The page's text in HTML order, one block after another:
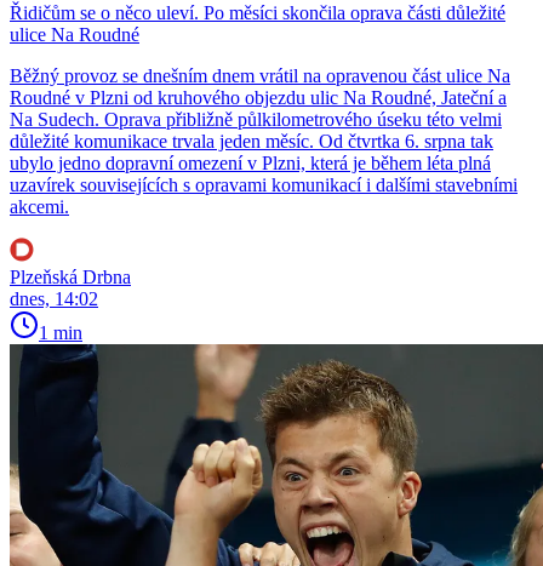
Řidičům se o něco uleví. Po měsíci skončila oprava části důležité
ulice Na Roudné
Běžný provoz se dnešním dnem vrátil na opravenou část ulice Na
Roudné v Plzni od kruhového objezdu ulic Na Roudné, Jateční a
Na Sudech. Oprava přibližně půlkilometrového úseku této velmi
důležité komunikace trvala jeden měsíc. Od čtvrtka 6. srpna tak
ubylo jedno dopravní omezení v Plzni, která je během léta plná
uzavírek souvisejících s opravami komunikací i dalšími stavebními
akcemi.
Plzeňská Drbna
dnes, 14:02
1 min